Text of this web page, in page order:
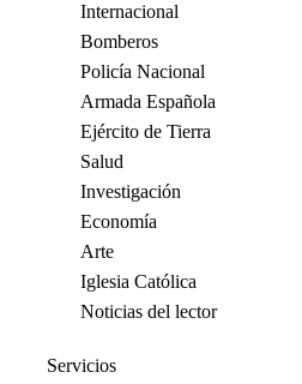
Internacional
Bomberos
Policía Nacional
Armada Española
Ejército de Tierra
Salud
Investigación
Economía
Arte
Iglesia Católica
Noticias del lector
Servicios